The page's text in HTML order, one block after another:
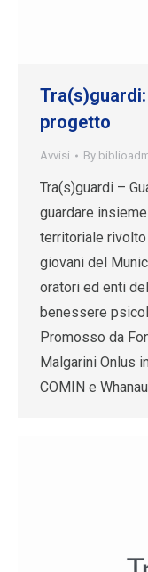
progetto
Avvisi By
Tra(s)guardi –
guardare
territoriale
giovani del
oratori ed enti
benessere
Promosso da
Malgarini Onlus
COMIN e